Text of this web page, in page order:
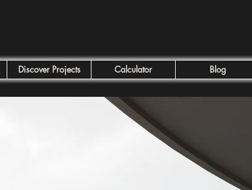
Discover Projects Calculator Blog